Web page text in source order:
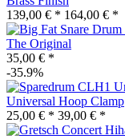
139,00 € * 164,00 € *
The Original
35,00 € *
-35.9%
Universal Hoop Clamp
25,00 € * 39,00 € *